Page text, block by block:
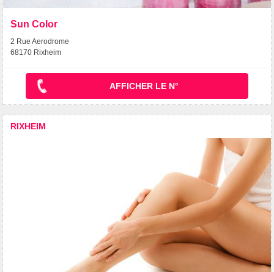
Sun Color
2 Rue Aerodrome
68170 Rixheim
AFFICHER LE N°
RIXHEIM